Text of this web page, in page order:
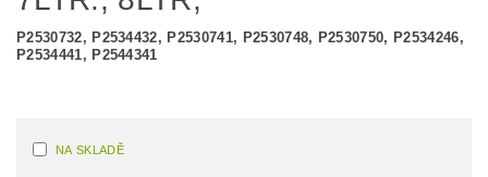
P2530732, P2534432, P2530741, P2530748, P2530750, P2534246,
P2534441, P2544341
NA SKLADĚ